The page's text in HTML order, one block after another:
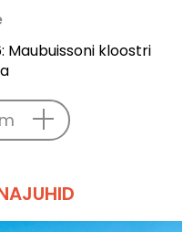
Maubuissoni kloostri